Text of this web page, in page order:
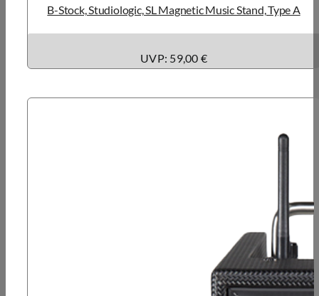
B-Stock, Studiologic, SL Magnetic Music Stand, Type A
UVP: 59,00 €